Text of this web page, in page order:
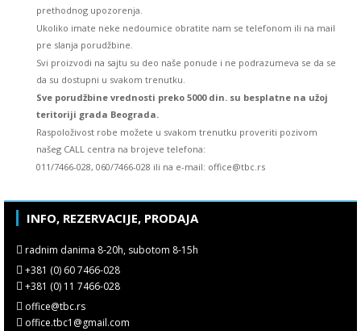
prethodnog upozorenja.
Ukoliko imate neke nedoumice obratite nam se telefonom ili na mail
pre slanja porudžbine.
Svi proizvodi na sajtu su deo naše ponude i ne podrazumeva se da se
da su dostupni u svakom trenutku.
Sve porudžbine vrednosti preko 5000 din. su besplatne na užoj
teritoriji grada Beograda.
Raspoloživost robe možete u svakom trenutku proveriti pozivom
našeg CALL centra na brojeve telefona:
011/7466-028, 060/7466-028 ili na e-mail: office@tbc.rs
INFO, REZERVACIJE, PRODAJA
radnim danima 8-20h, subotom 8-15h
+381 (0) 60 7466-028
+381 (0) 11 7466-028
office@tbc.rs
office.tbc1@gmail.com